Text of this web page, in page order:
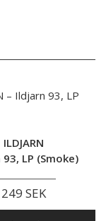
ILDJARN
LP (Smoke)
249 SEK